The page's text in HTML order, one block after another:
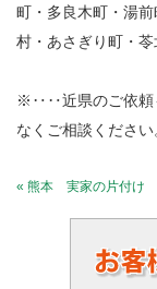
町・多良木町・湯
村・あさぎり町・苓
※‥‥近県のご依頼
なくご相談ください
« 熊本 実家の片付け